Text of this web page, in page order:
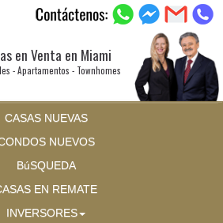
en Venta en Miami
- Apartamentos - Townhomes
CASAS NUEVAS
NUEVOS
BúSQUEDA
EN REMATE
INVERSORES